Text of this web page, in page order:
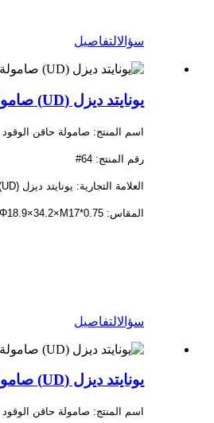
سؤالالتفاصيل
يونايتد ديزل (UD) صامولة الحقن 64#
اسم المنتج: صامولة حاقن الوقود
رقم المنتج: 64#
العلامة التجارية: يونايتد ديزل (UD)
المقاس: Φ18.9×34.2×M17*0.75
سؤالالتفاصيل
يونايتد ديزل (UD) صامولة الحقن 9#A
اسم المنتج: صامولة حاقن الوقود